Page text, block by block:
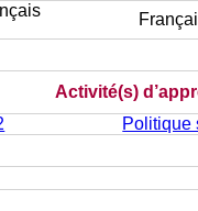
Activité(s)
Politique